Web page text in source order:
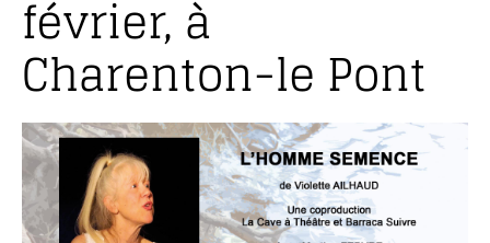
février, à
Charenton-le Pont